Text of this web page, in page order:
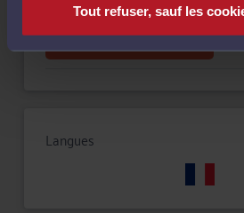
Tout refuser, sauf les
Langues